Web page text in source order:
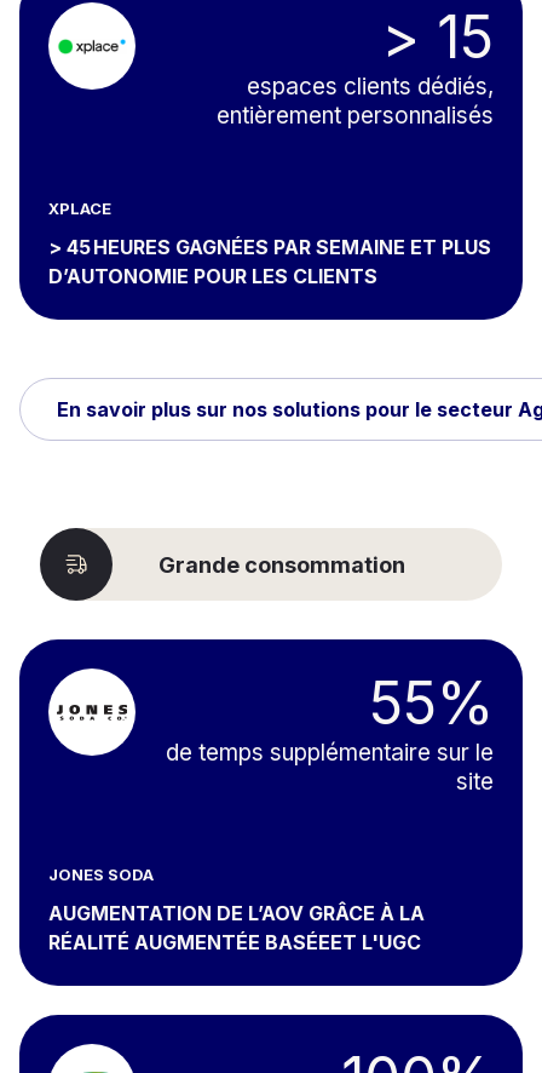
> 15
espaces clients dédiés,
entièrement personnalisés
XPLACE
> 45 HEURES GAGNÉES PAR SEMAINE ET PLUS
D’AUTONOMIE POUR LES CLIENTS
En savoir plus sur nos solutions pour le secteur
Grande consommation
55%
de temps supplémentaire sur le
site
JONES SODA
AUGMENTATION DE L’AOV GRÂCE À LA
RÉALITÉ AUGMENTÉE BASÉEET L'UGC